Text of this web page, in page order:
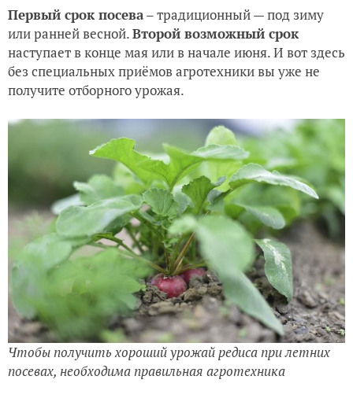
Первый срок посева– традиционный — под зиму
или ранней весной.Второй возможный срок
наступает в конце мая или в начале июня. И вот здесь
без специальных приёмов агротехники вы уже не
получите отборного урожая.
Чтобы получить хороший урожай редиса при летних
посевах, необходима правильная агротехника